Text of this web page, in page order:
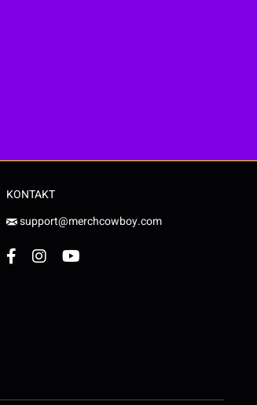
KONTAKT
support@merchcowboy.com